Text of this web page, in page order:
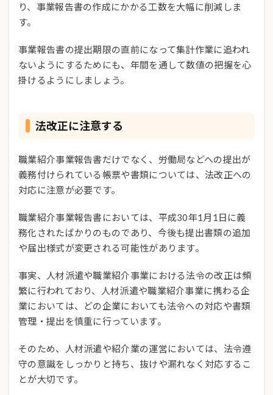
り、事業報告書の作成にかかる工数を大幅に削減しま
す。
事業報告書の提出期限の直前になって集計作業に追われ
ないようにするためにも、年間を通して数値の把握を心
掛けるようにしましょう。
法改正に注意する
職業紹介事業報告書だけでなく、労働局などへの提出が
義務付けられている帳票や書類については、法改正への
対応に注意が必要です。
職業紹介事業報告書においては、平成30年1月1日に義
務化されたばかりのものであり、今後も提出書類の追加
や届出様式が変更される可能性があります。
事実、人材派遣や職業紹介事業における法令の改正は頻
繁に行われており、人材派遣や職業紹介事業に携わる企
業においては、どの企業においても法令への対応や書類
管理・提出を慎重に行っています。
そのため、人材派遣や紹介業の運営においては、法令遵
守の意識をしっかりと持ち、抜けや漏れなく対応するこ
とが大切です。